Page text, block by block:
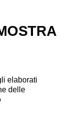
elaborati
delle